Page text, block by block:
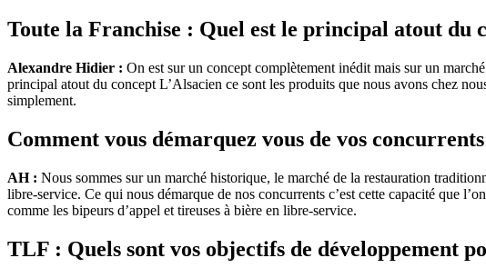
Toute la Franchise : Quel est le principal atout du
Alexandre Hidier : On est sur un concept complètement inédit mais sur un
principal atout du concept L’Alsacien ce sont les produits que nous avons chez
simplement.
Comment vous démarquez vous de vos
AH : Nous sommes sur un marché historique, le marché de la restauration
libre-service. Ce qui nous démarque de nos concurrents c’est cette capacité que
comme les bipeurs d’appel et tireuses à bière en libre-service.
TLF : Quels sont vos objectifs de développement